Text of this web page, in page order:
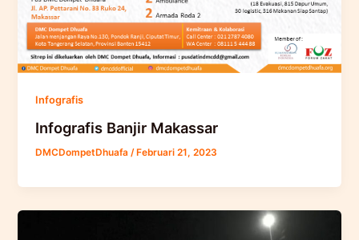
Infografis
Infografis Banjir Makassar
DMCDompetDhuafa/ Februari 21, 2023